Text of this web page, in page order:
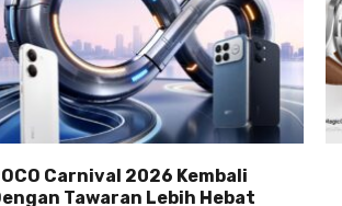
Carnival 2026 Kembali
Tawaran Lebih Hebat